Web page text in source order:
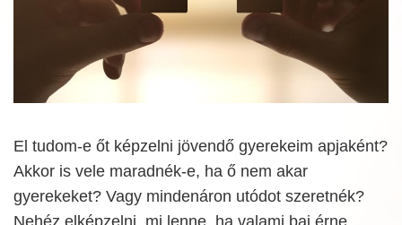
El tudom-e őt képzelni jövendő gyerekeim apjaként?
Akkor is vele maradnék-e, ha ő nem akar
gyerekeket? Vagy mindenáron utódot szeretnék?